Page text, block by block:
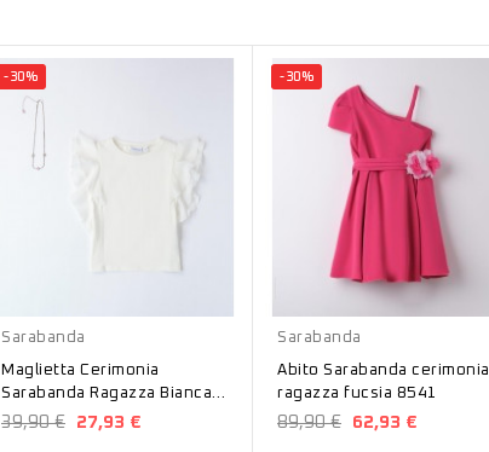
-30%
Sarabanda
Maglietta Cerimonia
Sarabanda Ragazza Bianca
B448
39,90 € 27,93 €
-30%
Sarabanda
Abito Sarabanda cerimonia
ragazza fucsia 8541
89,90 € 62,93 €